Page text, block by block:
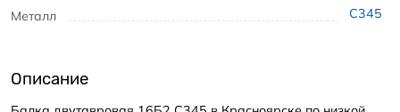
Металл С345
Описание